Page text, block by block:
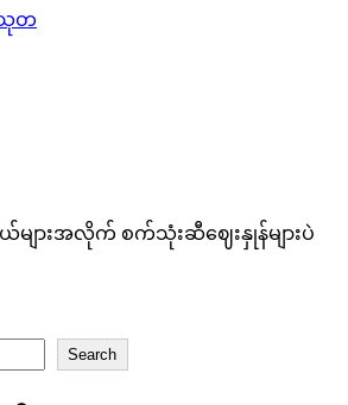
တ
များအလိုက် စက်သုံးဆီဈေးနှုန်များပဲ
Search